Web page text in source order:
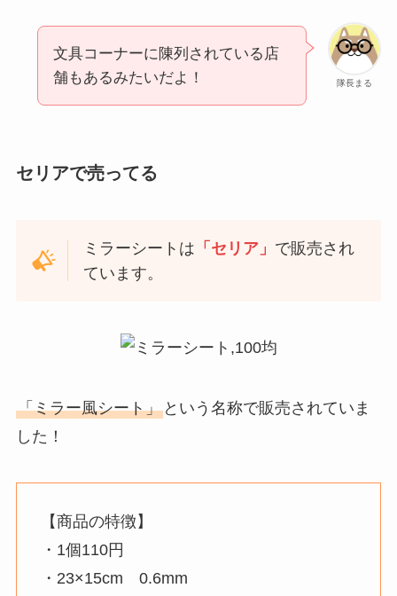
隊長まる
文具コーナーに陳列されている店
舗もあるみたいだよ！
セリアで売ってる
ミラーシートは 「セリア」 で販売され
ています。
「ミラー風シート」という名称で販売されていま
した！
【商品の特徴】
・1個110円
・23×15cm 0.6mm